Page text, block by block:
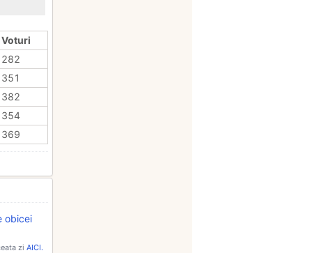
282
351
382
354
369
obicei
zi AICI.